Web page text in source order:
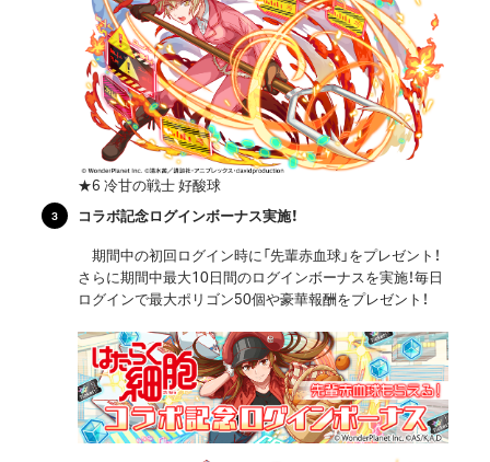
★6 冷甘の戦士 好酸球
コラボ記念ログインボーナス実施！
期間中の初回ログイン時に「先輩赤血球」をプレゼント！
さらに期間中最大10日間のログインボーナスを実施！毎日
ログインで最大ポリゴン50個や豪華報酬をプレゼント！